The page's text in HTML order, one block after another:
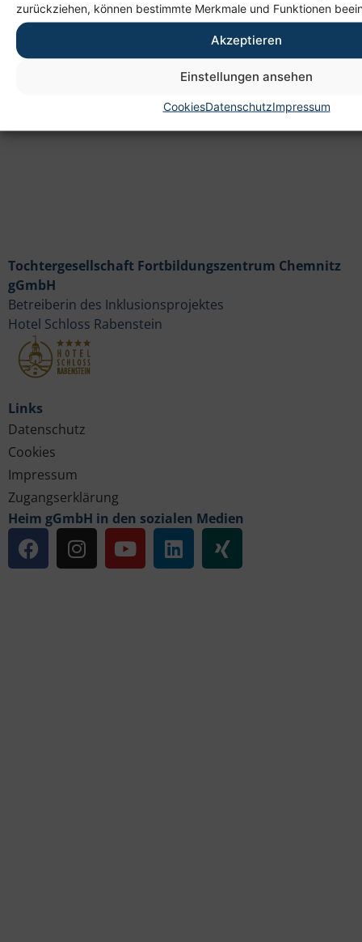
zurückziehen, können bestimmte Merkmale und Funktionen
Akzeptieren
Einstellungen ansehen
CookiesDatenschutzImpressum
Anschrift
Heim gemeinnützige GmbH
Links
Datenschutz
Cookies
Impressum
Zugangserklärung
Heim gGmbH in den sozialen Medien
Tochtergesellschaft Fortbildungszentrum Chemnitz
gGmbH
Betreiberin des Inklusionsprojektes
Hotel Schloss Rabenstein